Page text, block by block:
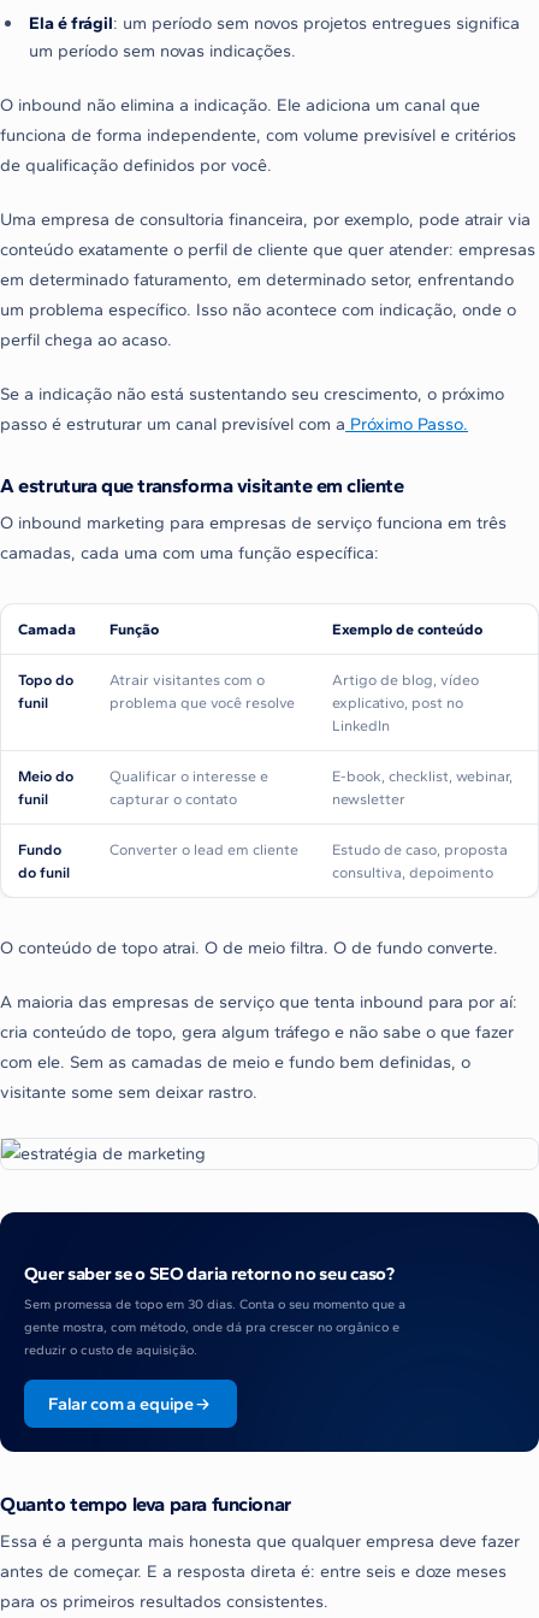
Ela é frágil: um período sem novos projetos entregues significa
um período sem novas indicações.
O inbound não elimina a indicação. Ele adiciona um canal que
funciona de forma independente, com volume previsível e critérios
de qualificação definidos por você.
Uma empresa de consultoria financeira, por exemplo, pode atrair via
conteúdo exatamente o perfil de cliente que quer atender: empresas
em determinado faturamento, em determinado setor, enfrentando
um problema específico. Isso não acontece com indicação, onde o
perfil chega ao acaso.
Se a indicação não está sustentando seu crescimento, o próximo
passo é estruturar um canal previsível com a Próximo Passo.
A estrutura que transforma visitante em cliente
O inbound marketing para empresas de serviço funciona em três
camadas, cada uma com uma função específica:
Camada Função Exemplo de conteúdo
Topo do
funil
Atrair visitantes com o
problema que você resolve
Artigo de blog, vídeo
explicativo, post no
LinkedIn
Meio do
funil
Qualificar o interesse e
capturar o contato
E-book, checklist, webinar,
newsletter
Fundo
do funil
Converter o lead em cliente
Estudo de caso, proposta
consultiva, depoimento
O conteúdo de topo atrai. O de meio filtra. O de fundo converte.
A maioria das empresas de serviço que tenta inbound para por aí:
cria conteúdo de topo, gera algum tráfego e não sabe o que fazer
com ele. Sem as camadas de meio e fundo bem definidas, o
visitante some sem deixar rastro.
Quer saber se o SEO daria retorno no seu caso?
Sem promessa de topo em 30 dias. Conta o seu momento que a
gente mostra, com método, onde dá pra crescer no orgânico e
reduzir o custo de aquisição.
Falar com a equipe
Quanto tempo leva para funcionar
Essa é a pergunta mais honesta que qualquer empresa deve fazer
antes de começar. E a resposta direta é: entre seis e doze meses
para os primeiros resultados consistentes.